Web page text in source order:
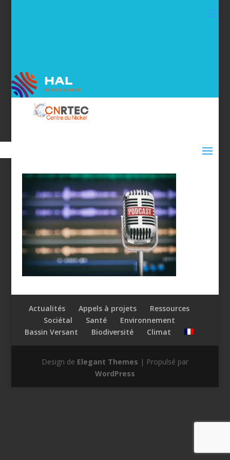
Actualités Appels à projets
Ressources
Sociétal
Santé
Environnement
Bassin Versant
Biodiversité Climat
Design de Elegant Themes | Propulsé par
WordPress